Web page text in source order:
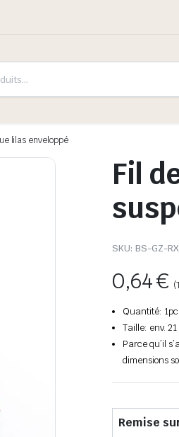
lilas enveloppé
Fil
SKU: BS-GZ-
0,64€
Quantité:
Taille: env.
Parce qu’il
dimensions
Remise